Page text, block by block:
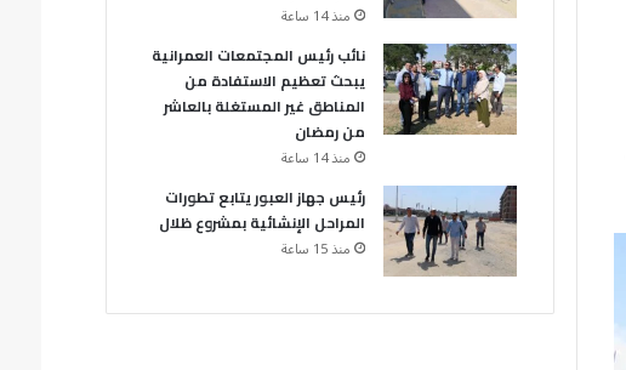
منذ 14 ساعة
نائب رئيس المجتمعات العمرانية
يبحث تعظيم الاستفادة من
المناطق غير المستغلة بالعاشر
من رمضان
منذ 14 ساعة
رئيس جهاز العبور يتابع تطورات
المراحل الإنشائية بمشروع ظلال
منذ 15 ساعة